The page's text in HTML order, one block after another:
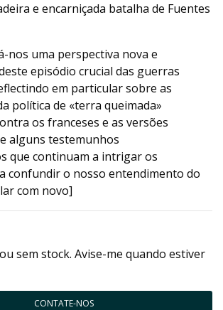
e encarniçada batalha de Fuentes
nos uma perspectiva nova e
episódio crucial das guerras
em particular sobre as
política de «terra queimada»
os franceses e as versões
alguns testemunhos
que continuam a intrigar os
confundir o nosso entendimento do
com novo]
sem stock. Avise-me quando estiver
CONTATE-NOS